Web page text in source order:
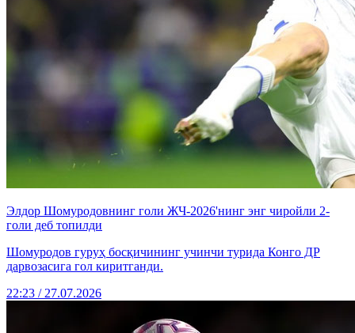
Элдор Шомуродовнинг голи ЖЧ-2026'нинг энг чиройли 2-
голи деб топилди
Шомуродов гуруҳ босқичининг учинчи турида Конго ДР
дарвозасига гол киритганди.
22:23 / 27.07.2026